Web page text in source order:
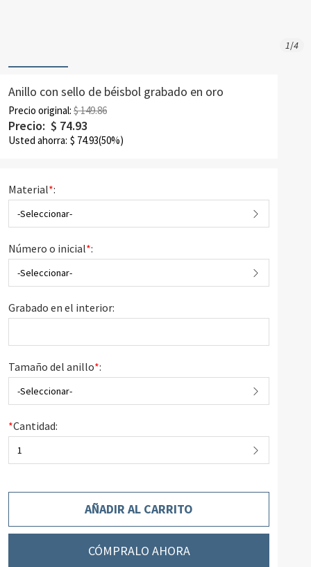
1/4
Anillo con sello de béisbol grabado en oro
Precio original: $ 149.86
Precio: $ 74.93
Usted ahorra: $ 74.93(50%)
Material*:
-Seleccionar-
Número o inicial*:
-Seleccionar-
Grabado en el interior:
Tamaño del anillo*:
-Seleccionar-
*Cantidad:
1
AÑADIR AL CARRITO
CÓMPRALO AHORA